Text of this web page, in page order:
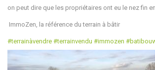
on peut dire que les propriétaires ont eu le nez fin
ImmoZen, la référence du terrain à bâtir
#terrainàvendre #terrainvendu #immozen #